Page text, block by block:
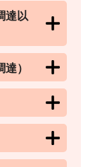
達以
）